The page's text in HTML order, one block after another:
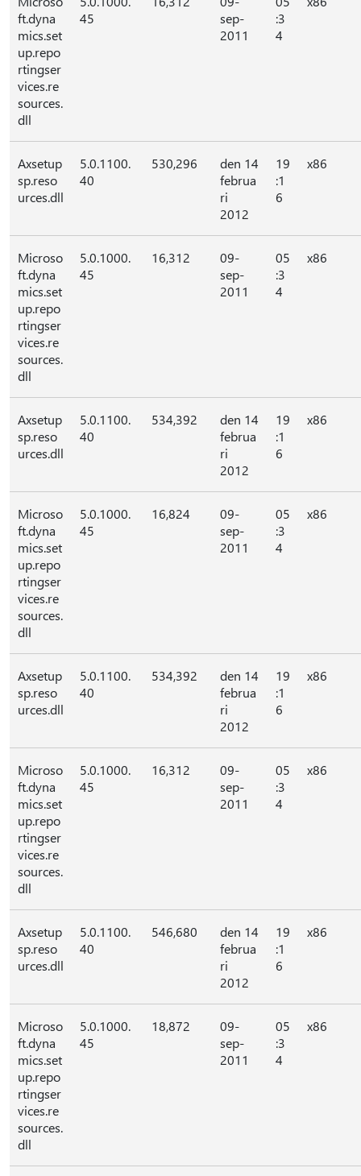
ft.dyna
mics.set
up.repo
rtingser
vices.re
sources.
dll
45
sep-
2011
:3
4
Axsetup
sp.reso
urces.dll
5.0.1100.
40
530,296
den 14
februa
ri
2012
19
:1
6
x86
Microso
ft.dyna
mics.set
up.repo
rtingser
vices.re
sources.
dll
5.0.1000.
45
16,312
09-
sep-
2011
05
:3
4
x86
Axsetup
sp.reso
urces.dll
5.0.1100.
40
534,392
den 14
februa
ri
2012
19
:1
6
x86
Microso
ft.dyna
mics.set
up.repo
rtingser
vices.re
sources.
dll
5.0.1000.
45
16,824
09-
sep-
2011
05
:3
4
x86
Axsetup
sp.reso
urces.dll
5.0.1100.
40
534,392
den 14
februa
ri
2012
19
:1
6
x86
Microso
ft.dyna
mics.set
up.repo
rtingser
vices.re
sources.
dll
5.0.1000.
45
16,312
09-
sep-
2011
05
:3
4
x86
Axsetup
sp.reso
urces.dll
5.0.1100.
40
546,680
den 14
februa
ri
2012
19
:1
6
x86
Microso
ft.dyna
mics.set
up.repo
rtingser
vices.re
sources.
dll
5.0.1000.
45
18,872
09-
sep-
2011
05
:3
4
x86